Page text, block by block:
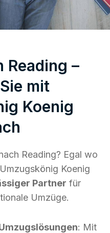
Reading –
mit
Koenig
Reading? Egal wo
Koenig
Partner für
Umzüge.
: Mit